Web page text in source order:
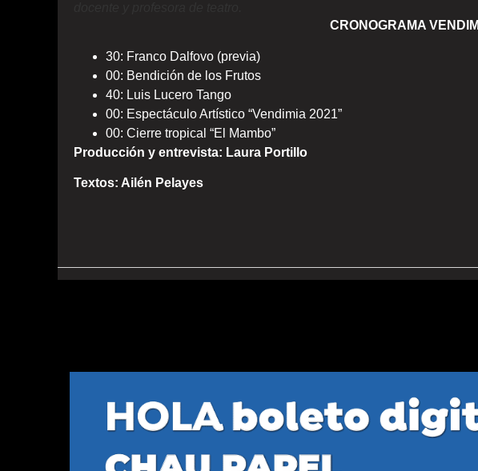
CRONOGRAMA
30: Franco Dalfovo (previa)
00: Bendición de los Frutos
40: Luis Lucero Tango
00: Espectáculo Artístico “Vendimia 2021”
00: Cierre tropical “El Mambo”
Producción y entrevista: Laura Portillo
Textos: Ailén Pelayes